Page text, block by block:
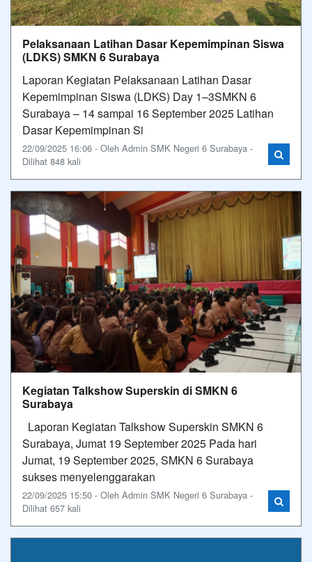
Pelaksanaan Latihan Dasar Kepemimpinan Siswa
(LDKS) SMKN 6 Surabaya
Laporan Kegiatan Pelaksanaan Latihan Dasar
Kepemimpinan Siswa (LDKS) Day 1–3SMKN 6
Surabaya – 14 sampai 16 September 2025 Latihan
Dasar Kepemimpinan Si
22/09/2025 16:06 - Oleh Admin SMK Negeri 6 Surabaya -
Dilihat 848 kali
Kegiatan Talkshow Superskin di SMKN 6
Surabaya
Laporan Kegiatan Talkshow Superskin SMKN 6
Surabaya, Jumat 19 September 2025 Pada hari
Jumat, 19 September 2025, SMKN 6 Surabaya
sukses menyelenggarakan
22/09/2025 15:50 - Oleh Admin SMK Negeri 6 Surabaya -
Dilihat 657 kali